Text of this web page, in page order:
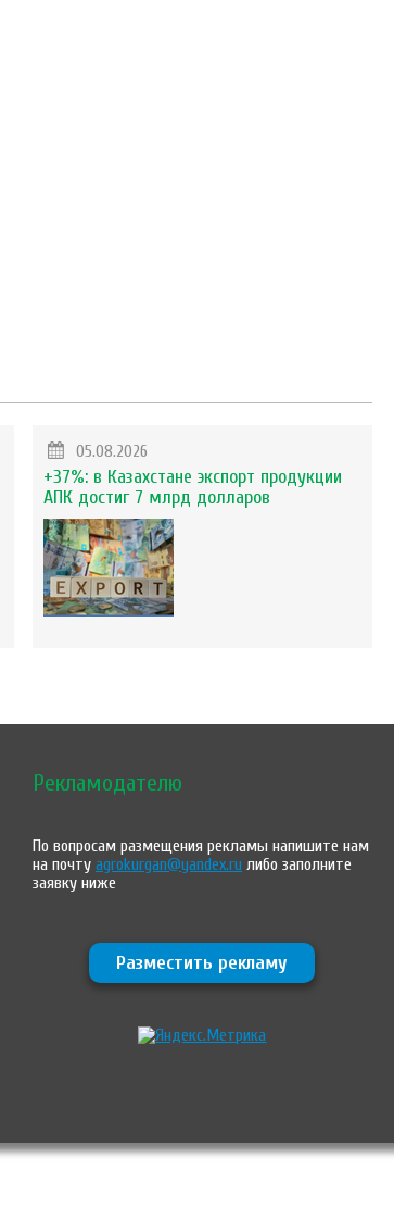
05.08.2026
+37%: в Казахстане экспорт продукции
АПК достиг 7 млрд долларов
Рекламодателю
По вопросам размещения рекламы напишите нам
на почтуagrokurgan@yandex.ru либо заполните
заявку ниже
Разместить рекламу